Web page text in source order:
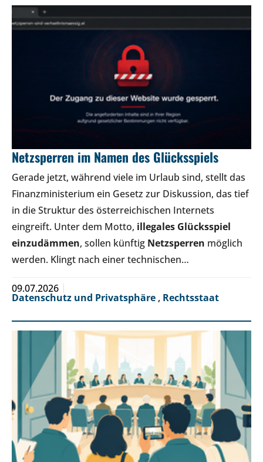
Netzsperren im Namen des Glücksspiels
Gerade jetzt, während viele im Urlaub sind, stellt das
Finanzministerium ein Gesetz zur Diskussion, das tief
in die Struktur des österreichischen Internets
eingreift. Unter dem Motto, illegales Glücksspiel
einzudämmen, sollen künftig Netzsperren möglich
werden. Klingt nach einer technischen…
09.07.2026
Datenschutz und Privatsphäre , Rechtsstaat